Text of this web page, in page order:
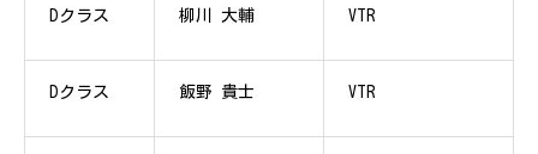
Dクラス 柳川 大輔 VTR
Dクラス 飯野 貴士 VTR